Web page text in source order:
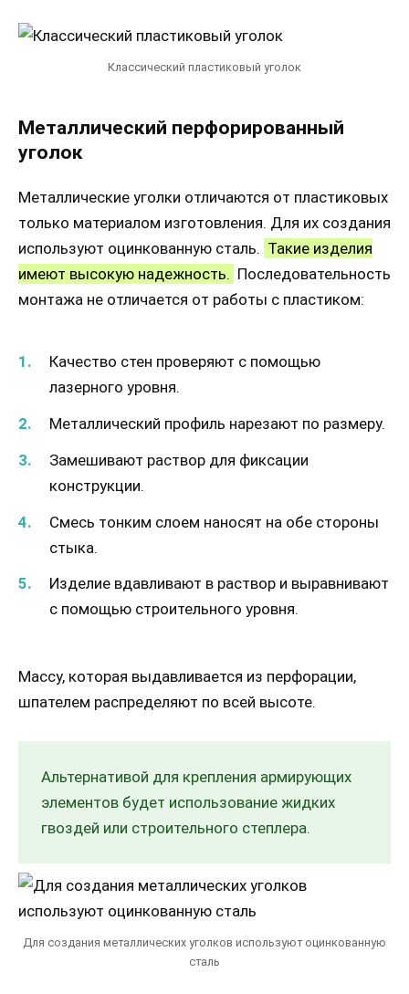
Классический пластиковый уголок
Металлический перфорированный
уголок
Металлические уголки отличаются от пластиковых
только материалом изготовления. Для их создания
используют оцинкованную сталь. Такие изделия
имеют высокую надежность. Последовательность
монтажа не отличается от работы с пластиком:
Качество стен проверяют с помощью
лазерного уровня.
Металлический профиль нарезают по размеру.
Замешивают раствор для фиксации
конструкции.
Смесь тонким слоем наносят на обе стороны
стыка.
Изделие вдавливают в раствор и выравнивают
с помощью строительного уровня.
Массу, которая выдавливается из перфорации,
шпателем распределяют по всей высоте.
Альтернативой для крепления армирующих
элементов будет использование жидких
гвоздей или строительного степлера.
Для создания металлических уголков используют оцинкованную
сталь